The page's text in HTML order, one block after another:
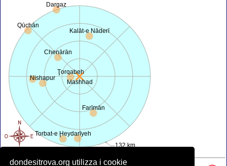
dondesitrova.org utilizza i cookie
Mashhad
132 km
Nishapur
Torbat-e Ḩeydarīyeh
Qūchān
Chenārān
Dargaz
Kalāt-e Nāderī
Farīmān
Ţorqabeh